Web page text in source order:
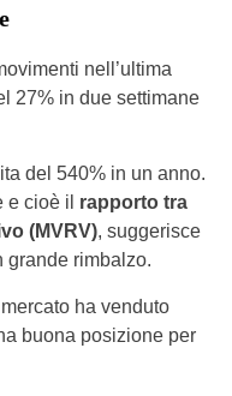
nell’ultima
27% in due settimane
del 540% in un anno.
e cioè il rapporto tra
(MVRV), suggerisce
grande rimbalzo.
ha venduto
buona posizione per